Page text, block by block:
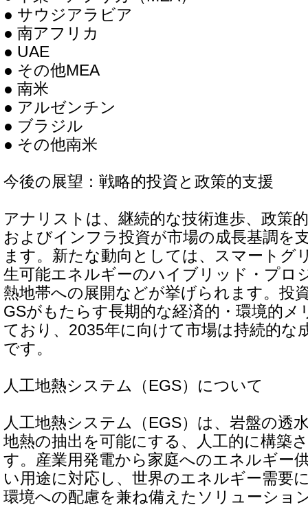
● サウジアラビア
● 南アフリカ
● UAE
● その他MEA
● 南米
● アルゼンチン
● ブラジル
● その他南米
今後の展望：戦略的投資と政策的支援
アナリストは、継続的な技術進歩、政策
およびインフラ投資が市場の成長基調を
ます。新たな動向としては、スマートグ
生可能エネルギーのハイブリッド・プロ
熱地帯への展開などが挙げられます。投
GSがもたらす長期的な経済的・環境的メ
ており、2035年に向けて市場は持続的な
です。
人工地熱システム（EGS）について
人工地熱システム（EGS）は、岩盤の透
地熱の抽出を可能にする、人工的に構築
す。産業用発電から家庭へのエネルギー
い用途に対応し、世界のエネルギー需要
環境への配慮を兼ね備えたソリューショ